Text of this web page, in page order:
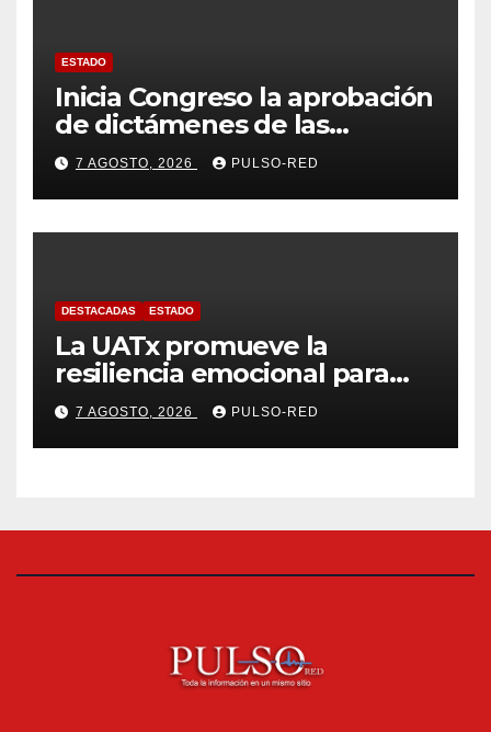
ESTADO
Inicia Congreso la aprobación
de dictámenes de las
cuentas públicas de entes
fiscalizables del ejercicio
fiscal 2025
7 AGOSTO, 2026 PULSO-RED
DESTACADAS ESTADO
La UATx promueve la
resiliencia emocional para
fortalecer salud y bienestar
de estudiantes y docentes
7 AGOSTO, 2026 PULSO-RED